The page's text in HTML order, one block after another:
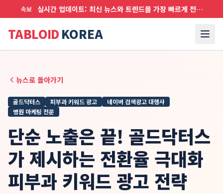
속보 실시간 업데이트: 최신 뉴스와 트렌드를 가장 빠르게 전달합니다
TABLOID KOREA
뉴스로 돌아가기
골드닥터스 피부과 키워드 광고
네이버 검색광고 대행사
병원 마케팅 전문
단순 노출은 끝! 골드닥터스
가 제시하는 전환율 극대화
피부과 키워드 광고 전략